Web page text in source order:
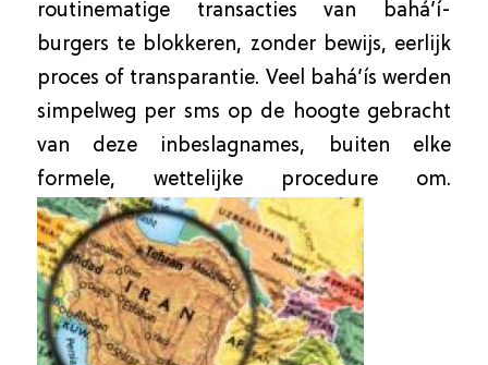
routinematige transacties van bahá’í-
burgers te blokkeren, zonder bewijs, eerlijk
proces of transparantie. Veel bahá’ís werden
simpelweg per sms op de hoogte gebracht
van deze inbeslagnames, buiten elke
formele, wettelijke procedure om.